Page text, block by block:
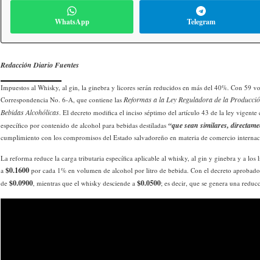
WhatsApp Telegram
Redacción Diario Fuentes
Impuestos al Whisky, al gin, la ginebra y licores serán reducidos en más del 40%. Con 59
Correspondencia No. 6-A, que contiene las Reformas a la Ley Reguladora de la
Bebidas Alcohólicas. El decreto modifica el inciso séptimo del artículo 43 de la ley vigente
específico por contenido de alcohol para bebidas destiladas “que sean similares,
cumplimiento con los compromisos del Estado salvadoreño en materia de comercio
La reforma reduce la carga tributaria específica aplicable al whisky, al gin y ginebra y a
a $0.1600 por cada 1% en volumen de alcohol por litro de bebida. Con el decreto
de $0.0900, mientras que el whisky desciende a $0.0500; es decir, que se genera una